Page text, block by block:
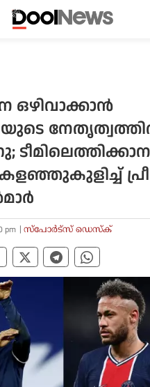
ഒഴിവാക്കാന്‍
pm സ്പോര്‍ട്സ് ഡെസ്‌ക്